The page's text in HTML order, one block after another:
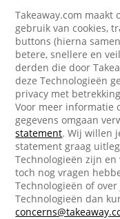
Takeaway.com
gebruik van cookies,
buttons (hierna
betere, snellere en
derden die door
deze Technologieën
privacy met
Voor meer informatie
gegevens omgaan
statement. Wij willen
statement graag
Technologieën zijn
toch nog vragen
Technologieën of
Technologieën dan